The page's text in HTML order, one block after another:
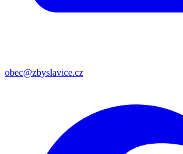
obec@zbyslavice.cz